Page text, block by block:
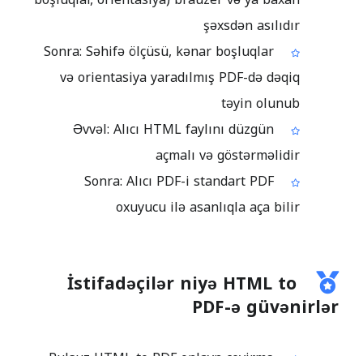
şəxsdən asılıdır
Sonra: Səhifə ölçüsü, kənar boşluqlar
və orientasiya yaradılmış PDF-də dəqiq
təyin olunub
Əvvəl: Alıcı HTML faylını düzgün
açmalı və göstərməlidir
Sonra: Alıcı PDF-i standart PDF
oxuyucu ilə asanlıqla aça bilir
İstifadəçilər niyə HTML to
PDF-ə güvənirlər